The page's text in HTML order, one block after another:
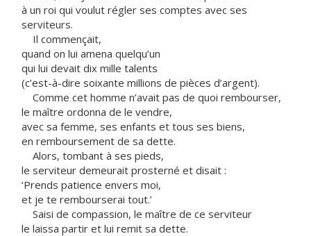
à un roi qui voulut régler ses comptes avec ses
serviteurs.
Il commençait,
quand on lui amena quelqu’un
qui lui devait dix mille talents
(c’est-à-dire soixante millions de pièces d’argent).
Comme cet homme n’avait pas de quoi rembourser,
le maître ordonna de le vendre,
avec sa femme, ses enfants et tous ses biens,
en remboursement de sa dette.
Alors, tombant à ses pieds,
le serviteur demeurait prosterné et disait :
‘Prends patience envers moi,
et je te rembourserai tout.’
Saisi de compassion, le maître de ce serviteur
le laissa partir et lui remit sa dette.